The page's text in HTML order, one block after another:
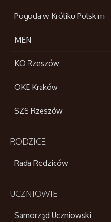
Pogoda w Króliku Polskim
MEN
KO Rzeszów
OKE Kraków
SZS Rzeszów
RODZICE
Rada Rodziców
UCZNIOWIE
Samorząd Uczniowski